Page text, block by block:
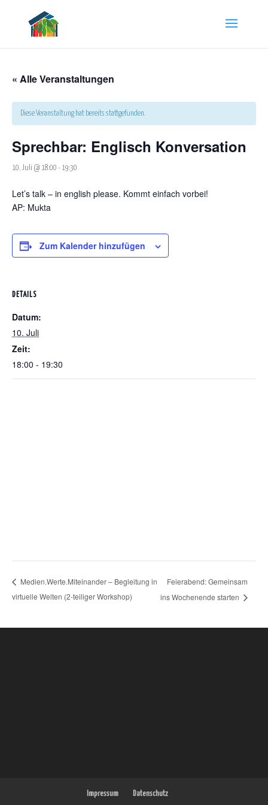
« Alle Veranstaltungen
Diese Veranstaltung hat bereits stattgefunden.
Sprechbar: Englisch Konversation
10. Juli @ 18:00 - 19:30
Let’s talk – in english please. Kommt einfach vorbei!
AP: Mukta
Zum Kalender hinzufügen
DETAILS
Datum:
10. Juli
Zeit:
18:00 - 19:30
Medien.Werte.Miteinander – Begleitung in
virtuelle Welten (2-teiliger Workshop)
Feierabend: Gemeinsam
ins Wochenende starten
Impressum Datenschutz